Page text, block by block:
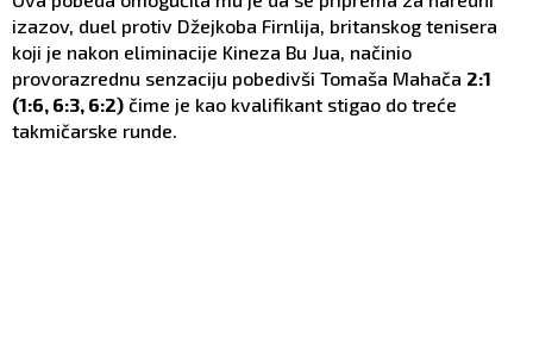
izazov, duel protiv Džejkoba Firnlija, britanskog tenisera
koji je nakon eliminacije Kineza Bu Jua, načinio
provorazrednu senzaciju pobedivši Tomaša Mahača 2:1
(1:6, 6:3, 6:2) čime je kao kvalifikant stigao do treće
takmičarske runde.